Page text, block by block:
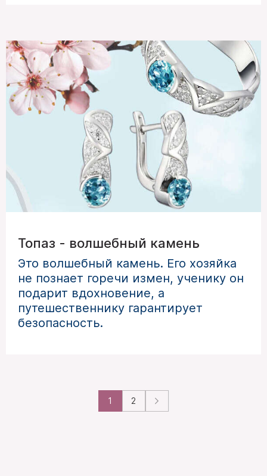
Топаз - волшебный камень
Это волшебный камень. Его хозяйка
не познает горечи измен, ученику он
подарит вдохновение, а
путешественнику гарантирует
безопасность.
1 2